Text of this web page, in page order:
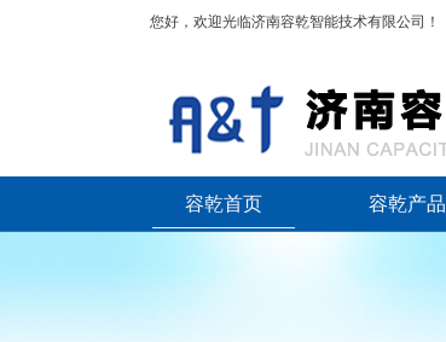
您好，欢迎光临济南容乾智能技术有限公司！
容乾首页 容乾产品